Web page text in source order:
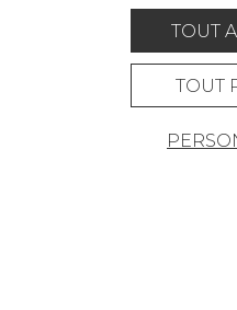
CarrièreTOUT
TOUT